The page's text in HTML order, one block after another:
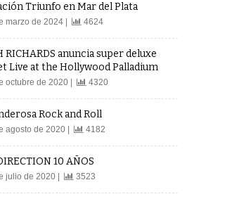
Triunfo en Mar del Plata
marzo de 2024 | 4624
RICHARDS anuncia super deluxe
Live at the Hollywood Palladium
octubre de 2020 | 4320
Rock and Roll
agosto de 2020 | 4182
10 AÑOS
julio de 2020 | 3523